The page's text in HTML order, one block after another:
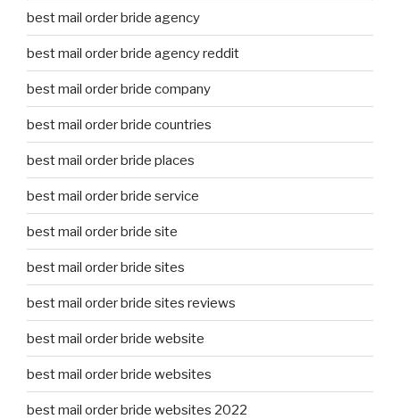
best mail order bride agency
best mail order bride agency reddit
best mail order bride company
best mail order bride countries
best mail order bride places
best mail order bride service
best mail order bride site
best mail order bride sites
best mail order bride sites reviews
best mail order bride website
best mail order bride websites
best mail order bride websites 2022